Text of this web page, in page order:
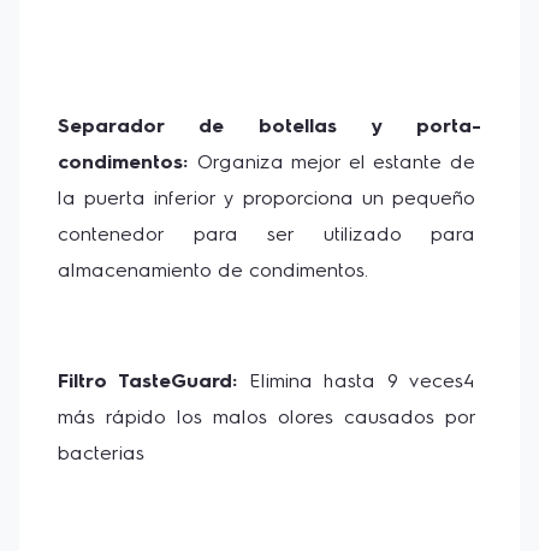
Separador de botellas y porta-
condimentos: Organiza mejor el estante de
la puerta inferior y proporciona un pequeño
contenedor para ser utilizado para
almacenamiento de condimentos.
Filtro TasteGuard: Elimina hasta 9 veces4
más rápido los malos olores causados por
bacterias